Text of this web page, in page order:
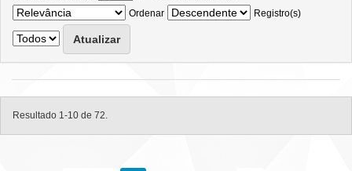
Ordenar
Registro(s)
Resultado 1-10 de 72.